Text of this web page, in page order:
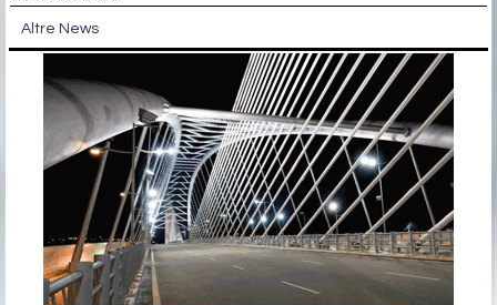
Altre News